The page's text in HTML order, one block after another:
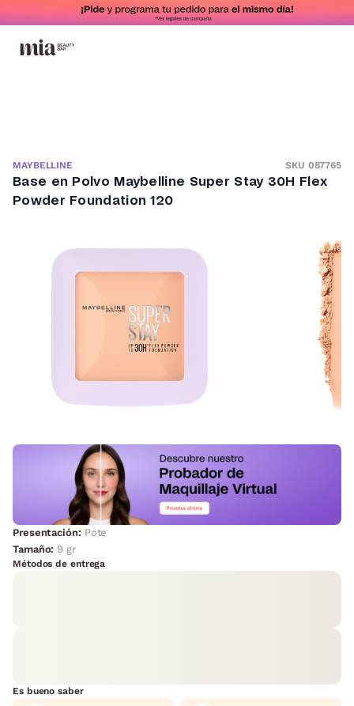
MAYBELLINE SKU 087765
Base en Polvo Maybelline Super Stay 30H Flex
Powder Foundation 120
Presentación: Pote
Tamaño: 9 gr
Métodos de entrega
Es bueno saber